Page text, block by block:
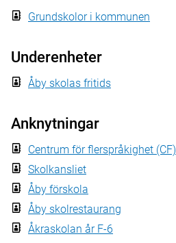
Grundskolor i kommunen
Underenheter
Åby skolas fritids
Anknytningar
Centrum för flerspråkighet (CF)
Skolkansliet
Åby förskola
Åby skolrestaurang
Åkraskolan år F-6